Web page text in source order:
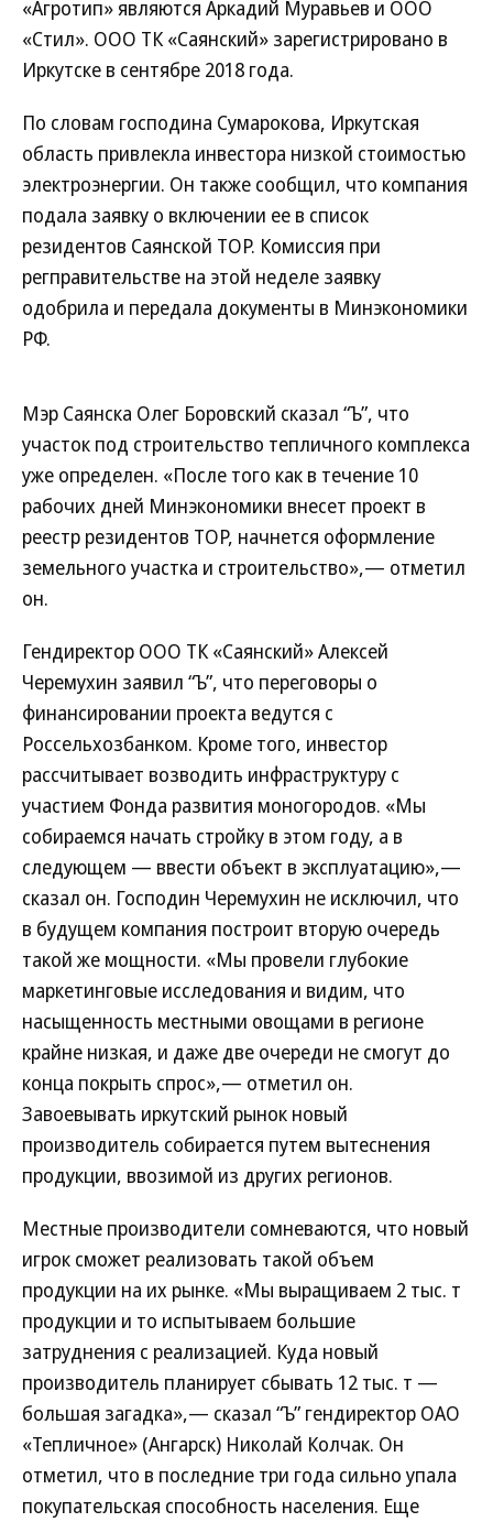
«Агротип» являются Аркадий Муравьев и ООО
«Стил». ООО ТК «Саянский» зарегистрировано в
Иркутске в сентябре 2018 года.
По словам господина Сумарокова, Иркутская
область привлекла инвестора низкой стоимостью
электроэнергии. Он также сообщил, что компания
подала заявку о включении ее в список
резидентов Саянской ТОР. Комиссия при
регправительстве на этой неделе заявку
одобрила и передала документы в Минэкономики
РФ.
Мэр Саянска Олег Боровский сказал “Ъ”, что
участок под строительство тепличного комплекса
уже определен. «После того как в течение 10
рабочих дней Минэкономики внесет проект в
реестр резидентов ТОР, начнется оформление
земельного участка и строительство»,— отметил
он.
Гендиректор ООО ТК «Саянский» Алексей
Черемухин заявил “Ъ”, что переговоры о
финансировании проекта ведутся с
Россельхозбанком. Кроме того, инвестор
рассчитывает возводить инфраструктуру с
участием Фонда развития моногородов. «Мы
собираемся начать стройку в этом году, а в
следующем — ввести объект в эксплуатацию»,—
сказал он. Господин Черемухин не исключил, что
в будущем компания построит вторую очередь
такой же мощности. «Мы провели глубокие
маркетинговые исследования и видим, что
насыщенность местными овощами в регионе
крайне низкая, и даже две очереди не смогут до
конца покрыть спрос»,— отметил он.
Завоевывать иркутский рынок новый
производитель собирается путем вытеснения
продукции, ввозимой из других регионов.
Местные производители сомневаются, что новый
игрок сможет реализовать такой объем
продукции на их рынке. «Мы выращиваем 2 тыс. т
продукции и то испытываем большие
затруднения с реализацией. Куда новый
производитель планирует сбывать 12 тыс. т —
большая загадка»,— сказал “Ъ” гендиректор ОАО
«Тепличное» (Ангарск) Николай Колчак. Он
отметил, что в последние три года сильно упала
покупательская способность населения. Еще